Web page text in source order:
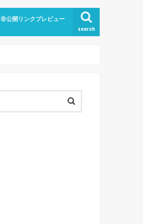
search
非公開リンクプレビュー